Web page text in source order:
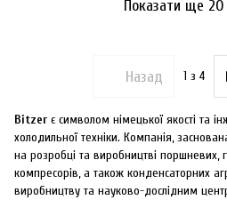
Показати ще 20
Назад 1 з 4
Bitzer є символом німецької якості та
холодильної техніки. Компанія,
на розробці та виробництві поршневих,
компресорів, а також конденсаторних
виробництву та науково-дослідним